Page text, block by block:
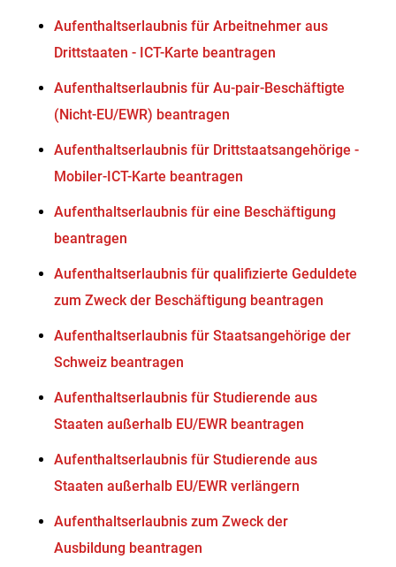
Aufenthaltserlaubnis für Arbeitnehmer aus
Drittstaaten - ICT-Karte beantragen
Aufenthaltserlaubnis für Au-pair-Beschäftigte
(Nicht-EU/EWR) beantragen
Aufenthaltserlaubnis für Drittstaatsangehörige -
Mobiler-ICT-Karte beantragen
Aufenthaltserlaubnis für eine Beschäftigung
beantragen
Aufenthaltserlaubnis für qualifizierte Geduldete
zum Zweck der Beschäftigung beantragen
Aufenthaltserlaubnis für Staatsangehörige der
Schweiz beantragen
Aufenthaltserlaubnis für Studierende aus
Staaten außerhalb EU/EWR beantragen
Aufenthaltserlaubnis für Studierende aus
Staaten außerhalb EU/EWR verlängern
Aufenthaltserlaubnis zum Zweck der
Ausbildung beantragen